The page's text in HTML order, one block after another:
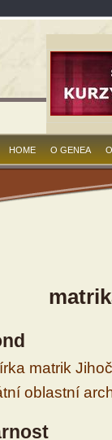
HOME O GENEA
matrik
oblastní